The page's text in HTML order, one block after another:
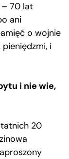
– 70 lat
ani
o wojnie
i
i nie wie,
20